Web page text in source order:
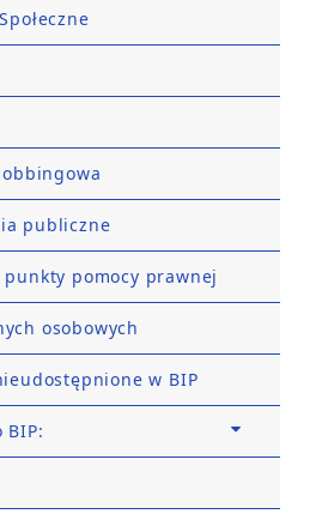
publiczne
punkty pomocy prawnej
osobowych
w BIP
BIP: